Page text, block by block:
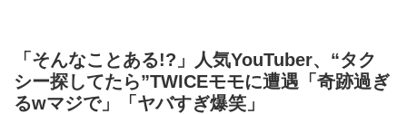
「そんなことある!?」人気YouTuber、“タク
シー探してたら”TWICEモモに遭遇「奇跡過ぎ
るwマジで」「ヤバすぎ爆笑」